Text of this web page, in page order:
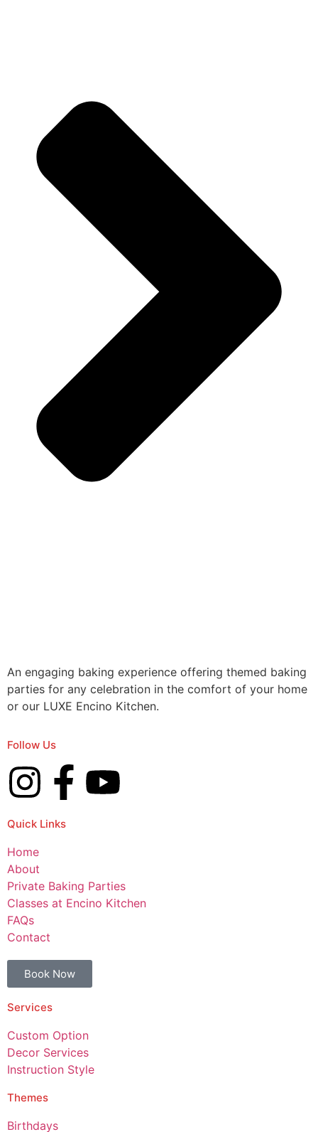
An engaging baking experience offering themed baking
parties for any celebration in the comfort of your home
or our LUXE Encino Kitchen.
Follow Us
Quick Links
Home
About
Private Baking Parties
Classes at Encino Kitchen
FAQs
Contact
Book Now
Services
Custom Option
Decor Services
Instruction Style
Themes
Birthdays